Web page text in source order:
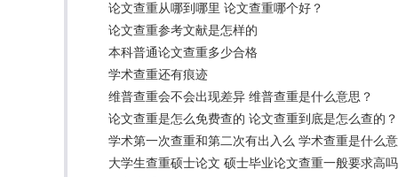
论文查重从哪到哪里 论文查重哪个好？
论文查重参考文献是怎样的
本科普通论文查重多少合格
学术查重还有痕迹
维普查重会不会出现差异 维普查重是什么意思？
论文查重是怎么免费查的 论文查重到底是怎么查的？
学术第一次查重和第二次有出入么 学术查重是什么
大学生查重硕士论文 硕士毕业论文查重一般要求高吗